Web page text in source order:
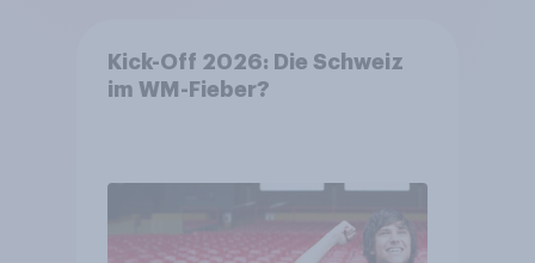
Kick-Off 2026: Die Schweiz
im WM-Fieber?​